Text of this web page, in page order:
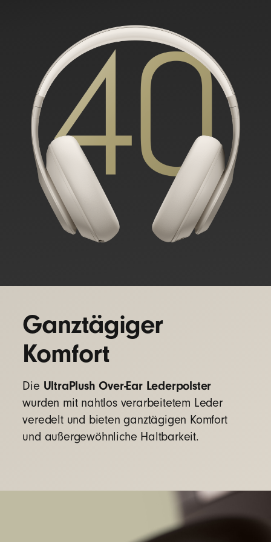
Ganztägiger
Komfort
Die UltraPlush Over-Ear Lederpolster
wurden mit nahtlos verarbeitetem Leder
veredelt und bieten ganztägigen Komfort
und außergewöhnliche Haltbarkeit.